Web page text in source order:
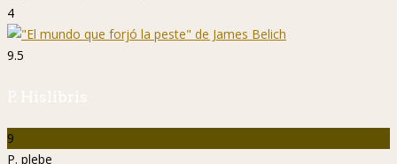
4
9.5
P. Hislibris
9
P. plebe